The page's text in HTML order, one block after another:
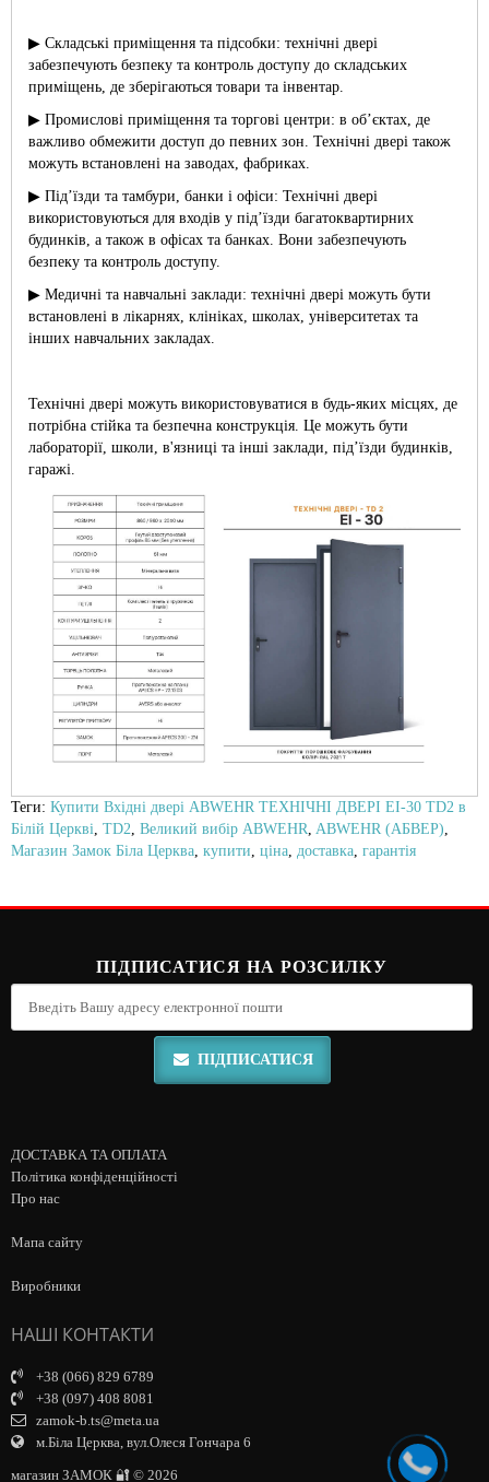
▶ Складські приміщення та підсобки: технічні двері
забезпечують безпеку та контроль доступу до складських
приміщень, де зберігаються товари та інвентар.
▶ Промислові приміщення та торгові центри: в об’єктах, де
важливо обмежити доступ до певних зон. Технічні двері також
можуть встановлені на заводах, фабриках.
▶ Під’їзди та тамбури, банки і офіси: Технічні двері
використовуються для входів у під’їзди багатоквартирних
будинків, а також в офісах та банках. Вони забезпечують
безпеку та контроль доступу.
▶ Медичні та навчальні заклади: технічні двері можуть бути
встановлені в лікарнях, клініках, школах, університетах та
інших навчальних закладах.
Технічні двері можуть використовуватися в будь-яких місцях, де
потрібна стійка та безпечна конструкція. Це можуть бути
лабораторії, школи, в'язниці та інші заклади, під’їзди будинків,
гаражі.
Теги: Купити Вхідні двері ABWEHR ТЕХНІЧНІ ДВЕРІ EI-30 TD2 в
Білій Церкві, TD2, Великий вибір ABWEHR, ABWEHR (АБВЕР),
Магазин Замок Біла Церква, купити, ціна, доставка, гарантія
ПІДПИСАТИСЯ НА РОЗСИЛКУ
ПІДПИСАТИСЯ
ДОСТАВКА ТА ОПЛАТА
Політика конфіденційності
Про нас
Мапа сайту
Виробники
НАШІ КОНТАКТИ
+38 (066) 829 6789
+38 (097) 408 8081
zamok-b.ts@meta.ua
м.Біла Церква, вул.Олеся Гончара 6
магазин ЗАМОК 🔐 © 2026